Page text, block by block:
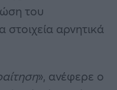
του
στοιχεία αρνητικά
», ανέφερε ο